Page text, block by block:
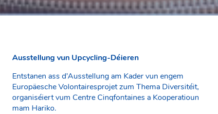
Ausstellung vun Upcycling-Déieren
Entstanen ass d’Ausstellung am Kader vun engem
Europäesche Volontairesprojet zum Thema Diversitéit,
organiséiert vum Centre Cinqfontaines a Kooperatioun
mam Hariko.